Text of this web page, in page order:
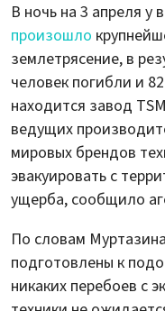
В ночь на 3 апреля у
произошло
землетрясение, в
человек погибли и
находится завод
ведущих
мировых брендов
эвакуировать с
ущерба, сообщило
По словам
подготовлены к
никаких перебоев с